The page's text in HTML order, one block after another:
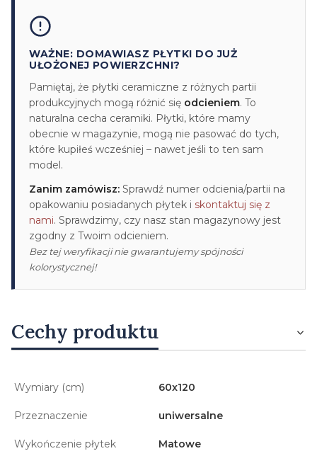
WAŻNE: DOMAWIASZ PŁYTKI DO JUŻ
UŁOŻONEJ POWIERZCHNI?
Pamiętaj, że płytki ceramiczne z różnych partii
produkcyjnych mogą różnić się odcieniem. To
naturalna cecha ceramiki. Płytki, które mamy
obecnie w magazynie, mogą nie pasować do tych,
które kupiłeś wcześniej – nawet jeśli to ten sam
model.
Zanim zamówisz: Sprawdź numer odcienia/partii na
opakowaniu posiadanych płytek i skontaktuj się z
nami. Sprawdzimy, czy nasz stan magazynowy jest
zgodny z Twoim odcieniem.
Bez tej weryfikacji nie gwarantujemy spójności
kolorystycznej!
Cechy produktu
Wymiary (cm) 60x120
Przeznaczenie uniwersalne
Wykończenie płytek Matowe